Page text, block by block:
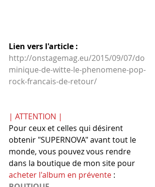
Lien vers l'article :
http://onstagemag.eu/2015/09/07/do
minique-de-witte-le-phenomene-pop-
rock-francais-de-retour/
| ATTENTION |
Pour ceux et celles qui désirent
obtenir "SUPERNOVA" avant tout le
monde, vous pouvez vous rendre
dans la boutique de mon site pour
acheter l'album en prévente :